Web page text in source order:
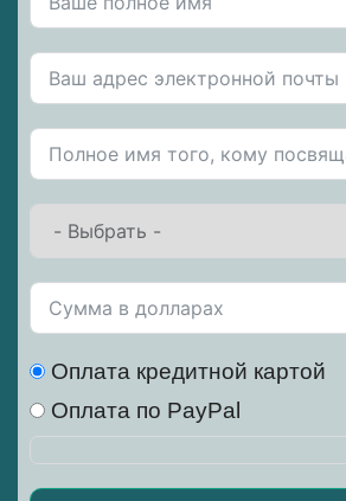
Оплата кредитной картой
Оплата по PayPal